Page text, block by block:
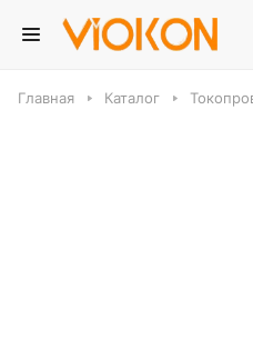
Главная Каталог